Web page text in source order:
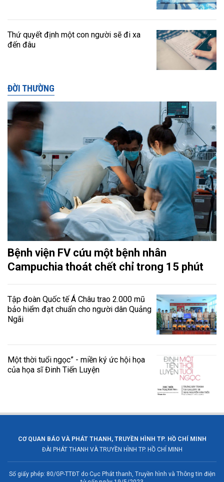
Thứ quyết định một con người sẽ đi xa
đến đâu
ĐỜI THƯỜNG
Bệnh viện FV cứu một bệnh nhân
Campuchia thoát chết chỉ trong 15 phút
Tập đoàn Quốc tế Á Châu trao 2.000 mũ
bảo hiểm đạt chuẩn cho người dân Quảng
Ngãi
Một thời tuổi ngọc” - miền ký ức hội họa
của họa sĩ Đinh Tiến Luyện
CƠ QUAN BÁO VÀ PHÁT THANH, TRUYỀN HÌNH TP. HỒ CHÍ MINH
ĐÀI PHÁT THANH VÀ TRUYỀN HÌNH TP. HỒ CHÍ MINH
Số giấy phép: 80/GP-TTĐT do Cục Phát thanh, Truyền hình và Thông tin điện